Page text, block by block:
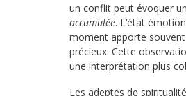
un conflit peut évoquer
accumulée. L’état
moment apporte souvent
précieux. Cette
une interprétation plus
Les adeptes de spiritualité